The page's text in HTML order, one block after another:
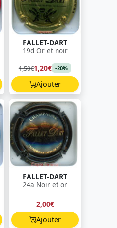
FALLET-DART
19d Or et noir
1,50€1,20€ -20%
Ajouter
FALLET-DART
24a Noir et or
2,00€
Ajouter